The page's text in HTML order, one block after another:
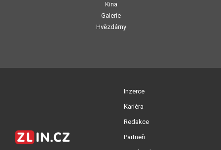
Kina
Galerie
Hvězdárny
Inzerce
Kariéra
Redakce
Partneři